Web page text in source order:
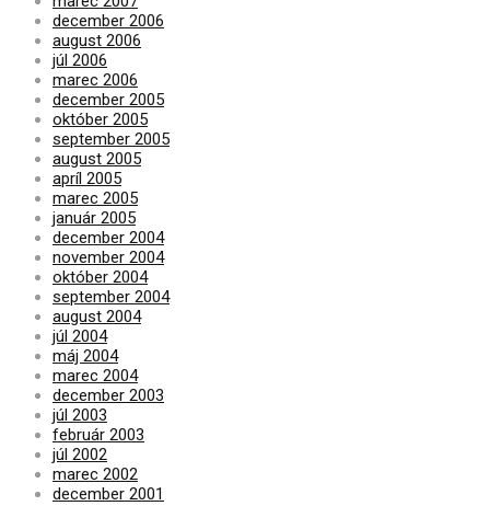
december 2006
august 2006
júl 2006
marec 2006
december 2005
október 2005
september 2005
august 2005
apríl 2005
marec 2005
január 2005
december 2004
november 2004
október 2004
september 2004
august 2004
júl 2004
máj 2004
marec 2004
december 2003
júl 2003
február 2003
júl 2002
marec 2002
december 2001